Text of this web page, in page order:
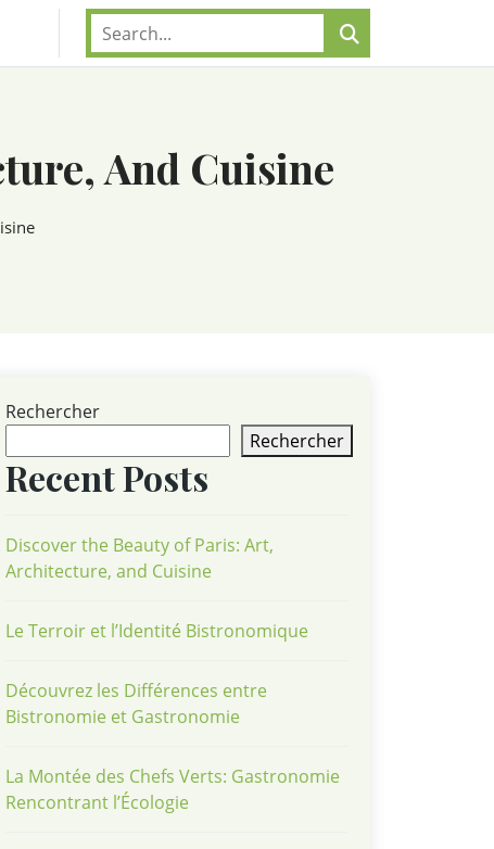
And Cuisine
Rechercher
Rechercher
Recent Posts
Discover the Beauty of Paris: Art,
Architecture, and Cuisine
Le Terroir et l’Identité Bistronomique
Découvrez les Différences entre
Bistronomie et Gastronomie
La Montée des Chefs Verts: Gastronomie
Rencontrant l’Écologie